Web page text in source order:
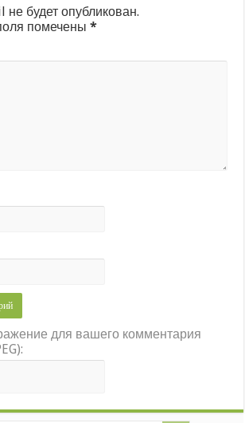
будет опубликован.
помечены*
для вашего комментария